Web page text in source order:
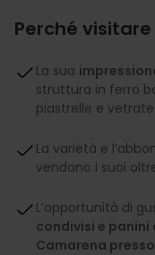
Perché
La sua
struttura in ferro
piastrelle e vetrate
La varietà e
vendono i suoi
L’opportunità di
condivisi e
Camarena